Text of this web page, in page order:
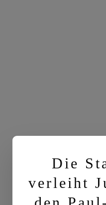
Die
verleiht